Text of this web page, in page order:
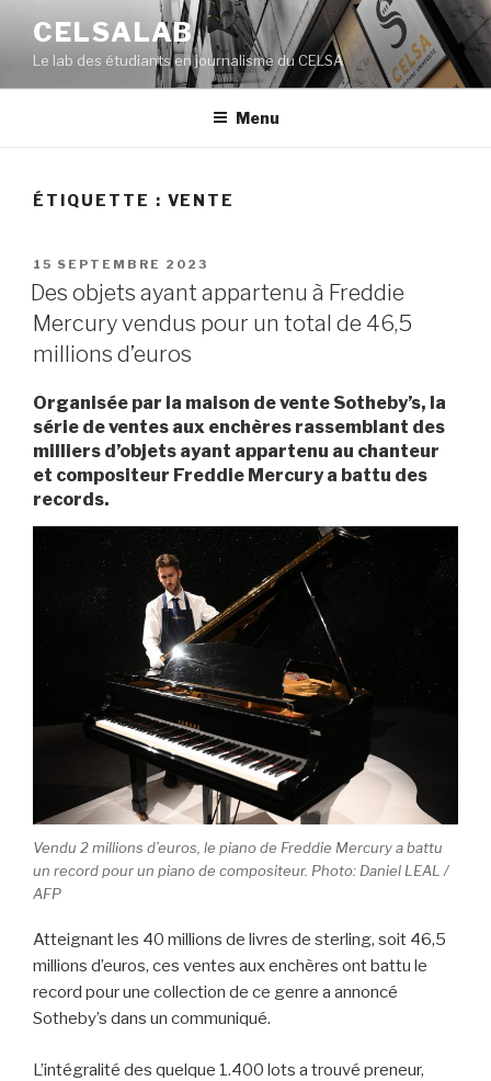
contenu
principal
CELSALAB
Le lab des étudiants en journalisme du CELSA
Menu
ÉTIQUETTE : VENTE
PUBLIÉ
LE
15 SEPTEMBRE 2023
Des objets ayant appartenu à Freddie
Mercury vendus pour un total de 46,5
millions d’euros
Organisée par la maison de vente Sotheby’s, la
série de ventes aux enchères rassemblant des
milliers d’objets ayant appartenu au chanteur
et compositeur Freddie Mercury a battu des
records.
Vendu 2 millions d’euros, le piano de Freddie Mercury a battu
un record pour un piano de compositeur. Photo: Daniel LEAL /
AFP
Atteignant les 40 millions de livres de sterling, soit 46,5
millions d’euros, ces ventes aux enchères ont battu le
record pour une collection de ce genre a annoncé
Sotheby’s dans un communiqué.
L’intégralité des quelque 1.400 lots a trouvé preneur,